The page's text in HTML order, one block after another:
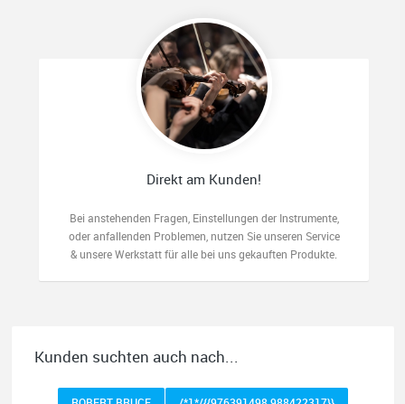
Direkt am Kunden!
Bei anstehenden Fragen, Einstellungen der Instrumente,
oder anfallenden Problemen, nutzen Sie unseren Service
& unsere Werkstatt für alle bei uns gekauften Produkte.
Kunden suchten auch nach...